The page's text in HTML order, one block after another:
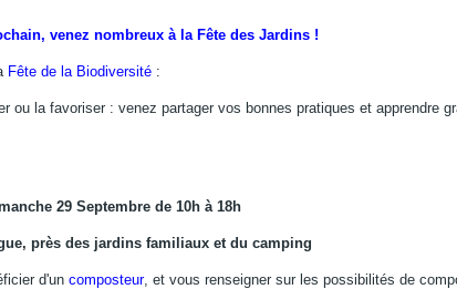
venez nombreux à la Fête des Jardins !
Fête de la Biodiversité :
ou la favoriser : venez partager vos bonnes pratiques et apprendre
29 Septembre de 10h à 18h
près des jardins familiaux et du camping
d'un composteur, et vous renseigner sur les possibilités de